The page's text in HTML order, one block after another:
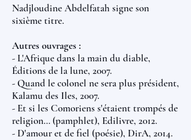
Nadjloudine Abdelfatah signe son
sixième titre.
Autres ouvrages :
- L'Afrique dans la main du diable,
Éditions de la lune, 2007.
- Quand le colonel ne sera plus président,
Kalamu des Iles, 2007.
- Et si les Comoriens s'étaient trompés de
religion... (pamphlet), Edilivre, 2012.
- D'amour et de fiel (poésie), DirA, 2014.